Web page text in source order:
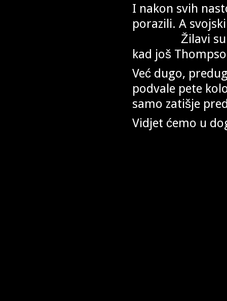
I nakon svih
Žilavi su
kad još
Već dugo,
podvale pete
samo zatišje
Vidjet ćemo u